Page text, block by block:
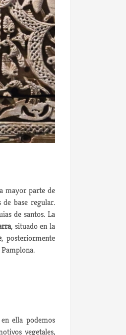
mayor parte de
de base regular.
de santos. La
, situado en la
, posteriormente
ella podemos
vegetales,